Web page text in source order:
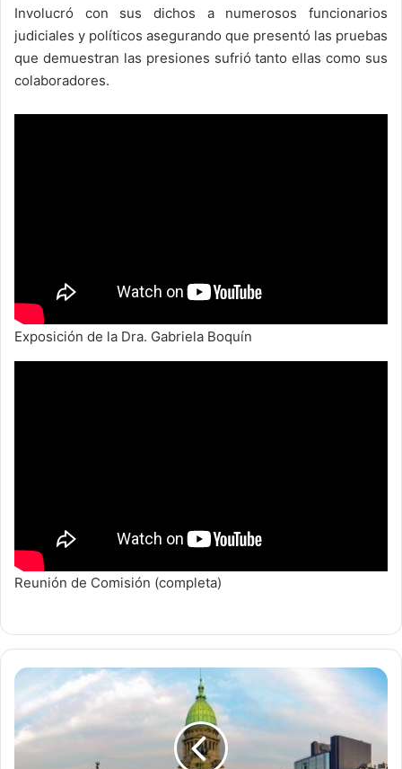
Involucró con sus dichos a numerosos funcionarios
judiciales y políticos asegurando que presentó las pruebas
que demuestran las presiones sufrió tanto ellas como sus
colaboradores.
Exposición de la Dra. Gabriela Boquín
Reunión de Comisión (completa)
Sesión
Diputados